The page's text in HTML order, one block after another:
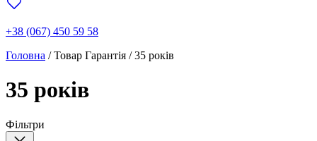
+38 (067) 450 59 58
Головна /Товар Гарантія /35 років
35 років
Фільтри